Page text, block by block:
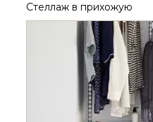
Стеллаж в прихожую